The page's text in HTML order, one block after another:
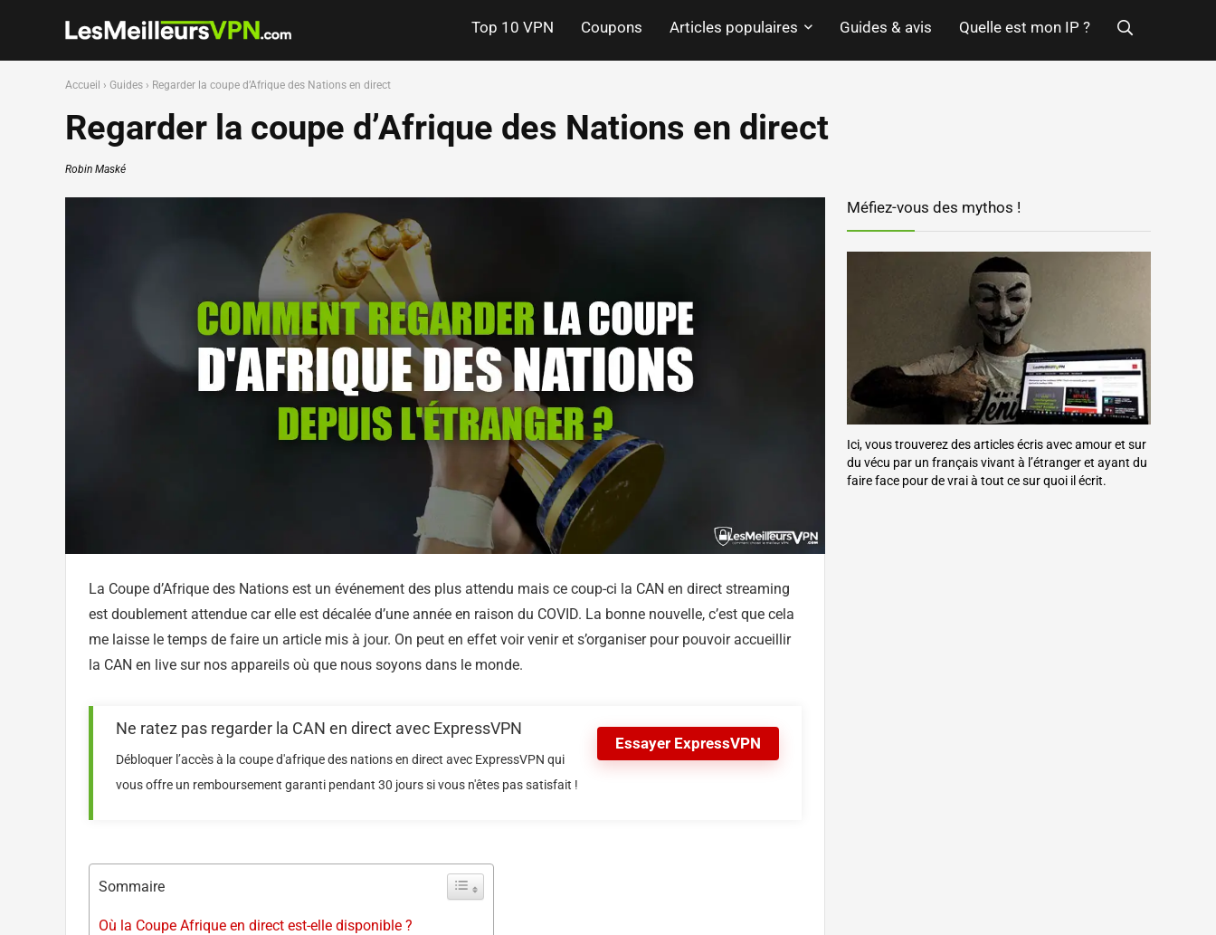
Top 10 VPN Coupons Articles populaires Guides & avis Quelle est mon IP ?
Accueil › Guides › Regarder la coupe d’Afrique des Nations en direct
Regarder la coupe d’Afrique des Nations en direct
Robin Maské
La Coupe d’Afrique des Nations est un événement des plus attendu mais ce coup-ci la CAN en direct streaming
est doublement attendue car elle est décalée d’une année en raison du COVID. La bonne nouvelle, c’est que cela
me laisse le temps de faire un article mis à jour. On peut en effet voir venir et s’organiser pour pouvoir accueillir
la CAN en live sur nos appareils où que nous soyons dans le monde.
Essayer ExpressVPN
Ne ratez pas regarder la CAN en direct avec ExpressVPN
Débloquer l’accès à la coupe d'afrique des nations en direct avec ExpressVPN qui
vous offre un remboursement garanti pendant 30 jours si vous n'êtes pas satisfait !
Sommaire
Où la Coupe Afrique en direct est-elle disponible ?
Méfiez-vous des mythos !
Ici, vous trouverez des articles écris avec amour et sur
du vécu par un français vivant à l’étranger et ayant du
faire face pour de vrai à tout ce sur quoi il écrit.